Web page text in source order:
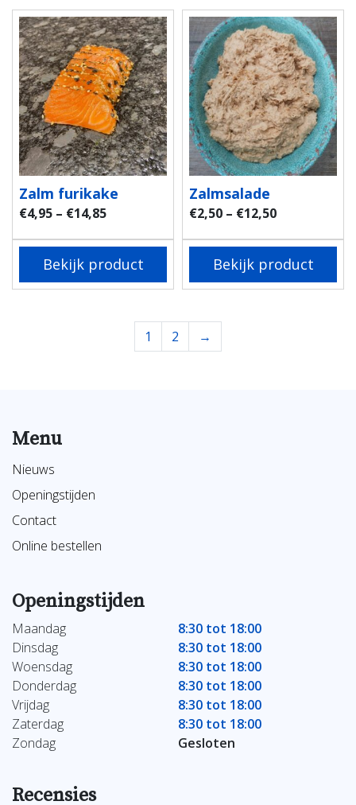
Zalm furikake
€4,95 – €14,85
Bekijk product
Zalmsalade
€2,50 – €12,50
Bekijk product
1 2 →
Menu
Nieuws
Openingstijden
Contact
Online bestellen
Openingstijden
Maandag
8:30 tot 18:00
Dinsdag
8:30 tot 18:00
Woensdag
8:30 tot 18:00
Donderdag
8:30 tot 18:00
Vrijdag
8:30 tot 18:00
Zaterdag
8:30 tot 18:00
Zondag
Gesloten
Recensies